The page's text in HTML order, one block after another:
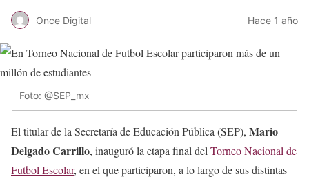
Once Digital Hace 1 año
Foto: @SEP_mx
El titular de la Secretaría de Educación Pública (SEP), Mario
Delgado Carrillo, inauguró la etapa final del Torneo Nacional de
Futbol Escolar, en el que participaron, a lo largo de sus distintas